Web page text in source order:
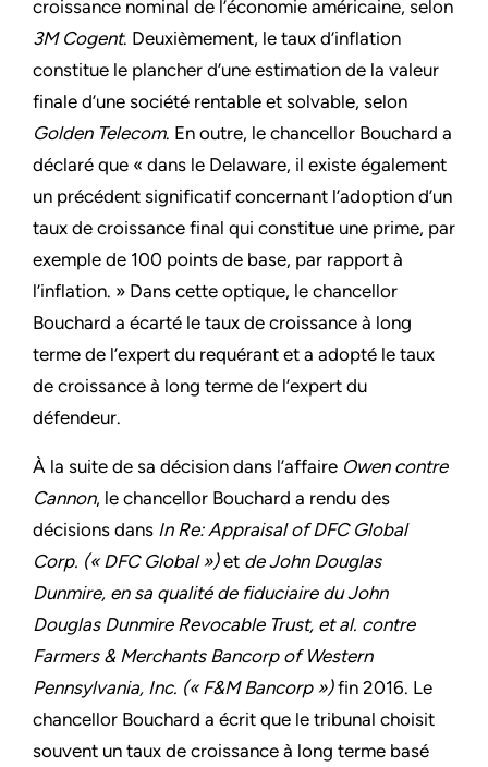
croissance nominal de l’économie américaine, selon
3M Cogent. Deuxièmement, le taux d’inflation
constitue le plancher d’une estimation de la valeur
finale d’une société rentable et solvable, selon
Golden Telecom. En outre, le chancellor Bouchard a
déclaré que « dans le Delaware, il existe également
un précédent significatif concernant l’adoption d’un
taux de croissance final qui constitue une prime, par
exemple de 100 points de base, par rapport à
l’inflation. » Dans cette optique, le chancellor
Bouchard a écarté le taux de croissance à long
terme de l’expert du requérant et a adopté le taux
de croissance à long terme de l’expert du
défendeur.
À la suite de sa décision dans l’affaire Owen contre
Cannon, le chancellor Bouchard a rendu des
décisions dans In Re: Appraisal of DFC Global
Corp. (« DFC Global »)et de John Douglas
Dunmire, en sa qualité de fiduciaire du John
Douglas Dunmire Revocable Trust, et al. contre
Farmers & Merchants Bancorp of Western
Pennsylvania, Inc. (« F&M Bancorp »)fin 2016. Le
chancellor Bouchard a écrit que le tribunal choisit
souvent un taux de croissance à long terme basé